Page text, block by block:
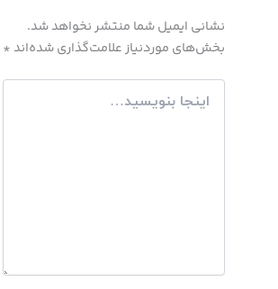
نشانی ایمیل شما منتشر نخواهد شد.
بخش‌های موردنیاز علامت‌گذاری شده‌اند *
اینجا
بنویسید…